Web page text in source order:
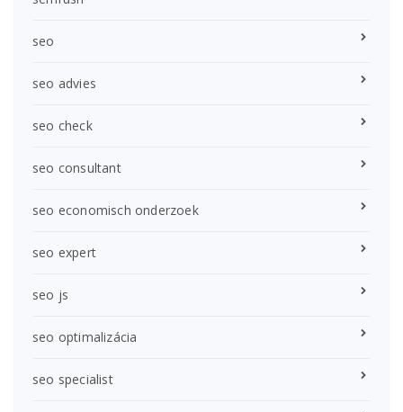
seo
seo advies
seo check
seo consultant
seo economisch onderzoek
seo expert
seo js
seo optimalizácia
seo specialist